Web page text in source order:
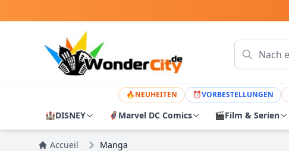
🔥NEUHEITEN ⏰VORBESTELLUNGEN
🏰DISNEY 🦸 Marvel DC Comics 🎬Film & Serien
Accueil Manga